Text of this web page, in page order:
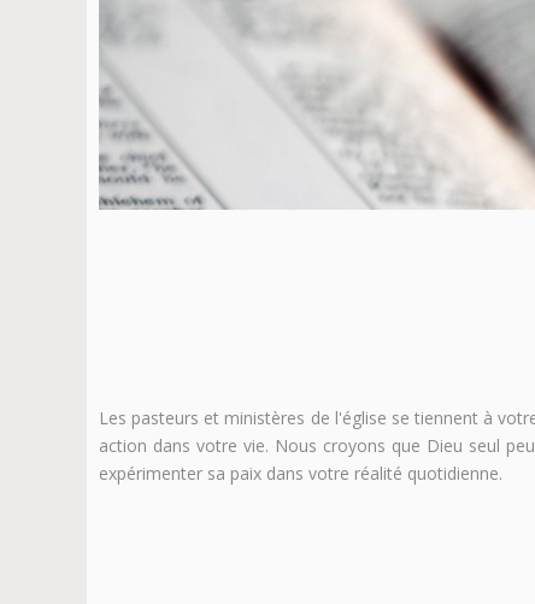
Les pasteurs et ministères de l'église se tiennent à
action dans votre vie. Nous croyons que Dieu seul
expérimenter sa paix dans votre réalité quotidienne.